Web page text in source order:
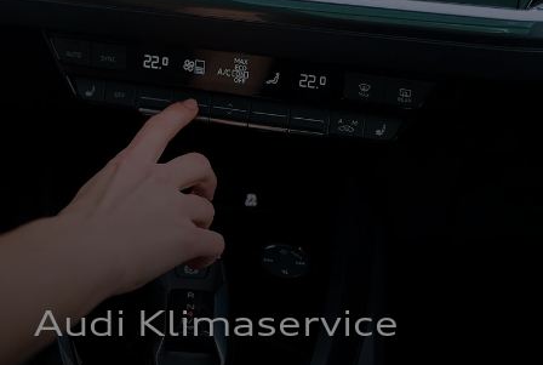
Audi Klimaservice